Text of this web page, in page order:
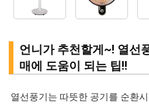
언니가 추천할게~! 열선
매에 도움이 되는 팁!!
열선풍기는 따뜻한 공기를 순환